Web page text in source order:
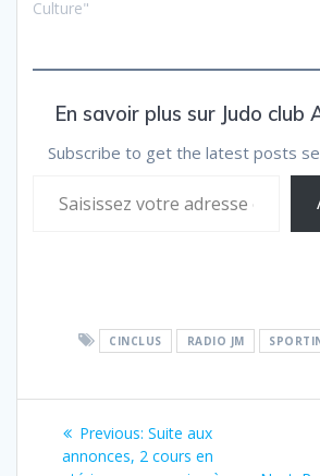
Culture"
En savoir plus sur Judo club
Subscribe to get the latest posts
CINCLUS RADIO JM
Navigation
Previous: Previous
post:
Suite aux
annonces, 2 cours en